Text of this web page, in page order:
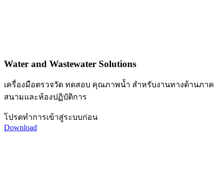
Water and Wastewater Solutions
เครื่องมือตรวจวัด ทดสอบ คุณภาพน้ำ สำหรับงานทางด้านภาค
สนามและห้องปฏิบัติการ
โปรดทำการเข้าสู่ระบบก่อน
Download